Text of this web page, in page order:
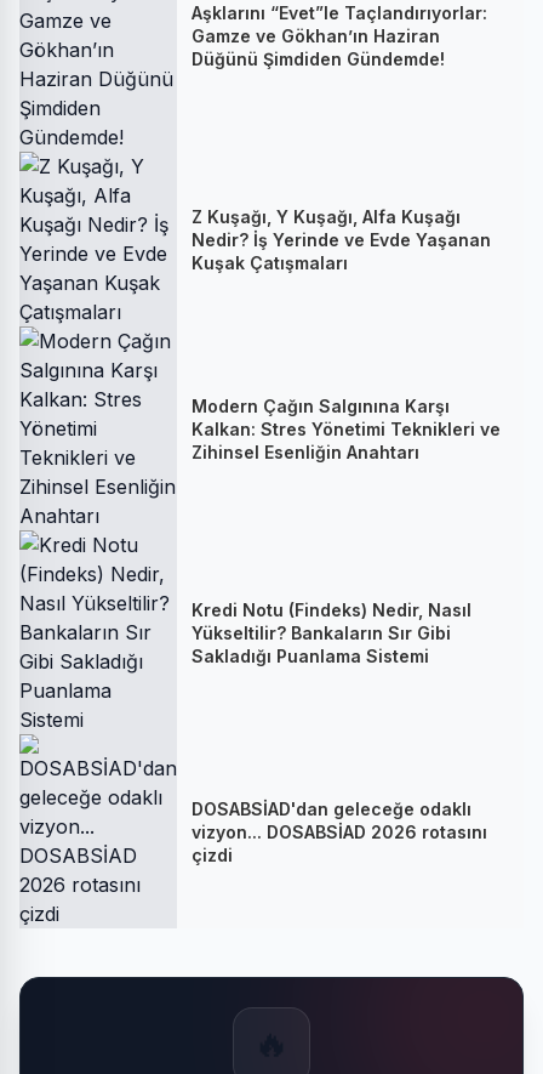
Aşklarını “Evet”le Taçlandırıyorlar:
Gamze ve Gökhan’ın Haziran
Düğünü Şimdiden Gündemde!
Z Kuşağı, Y Kuşağı, Alfa Kuşağı
Nedir? İş Yerinde ve Evde Yaşanan
Kuşak Çatışmaları
Modern Çağın Salgınına Karşı
Kalkan: Stres Yönetimi Teknikleri ve
Zihinsel Esenliğin Anahtarı
Kredi Notu (Findeks) Nedir, Nasıl
Yükseltilir? Bankaların Sır Gibi
Sakladığı Puanlama Sistemi
DOSABSİAD'dan geleceğe odaklı
vizyon... DOSABSİAD 2026 rotasını
çizdi